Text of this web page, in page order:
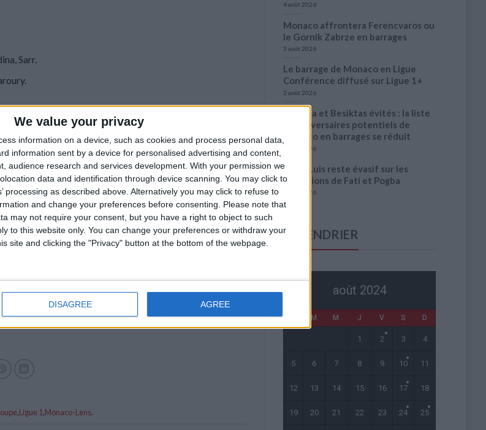
We value your privacy
information on a device, such as cookies and process personal data,
information sent by a device for personalised advertising and content,
audience research and services development. With your permission we
data and identification through device scanning. You may click to
processing as described above. Alternatively you may click to refuse to
and change your preferences before consenting.
Please note that
may not require your consent, but you have a right to object to such
to this website only. You can change your preferences or withdraw your
site and clicking the "Privacy" button at the bottom of the webpage.
DISAGREE AGREE
Sarr.
El Aynaoui (reprise), Fulgini (choix de l’entraîneur),
,Ligue 1,Monaco-Lens.
4 août 2026
Monaco affrontera Ferencvaros ou
le Gornik Zabrze en barrages
3 août 2026
Le barrage de Monaco en Ligue
Conférence diffusé sur Ligue 1+
3 août 2026
Benfica et Besiktas évités : la liste
des adversaires potentiels de
Monaco en barrages se réduit
3 août 2026
Filipe Luis reste évasif sur les
conditions de Fati et Pogba
1 août 2026
CALENDRIER
août 2024
M M J V S D
1 2 3 4
5 6 7 8 9 10 11
12 13 14 15 16 17 18
19 20 21 22 23 24 25